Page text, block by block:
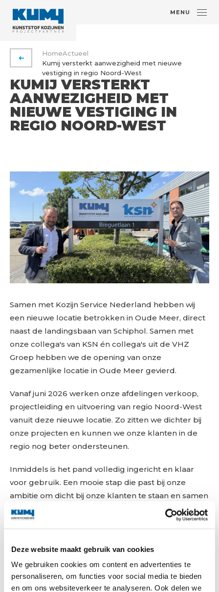
Deze website maakt gebruik van cookies
We gebruiken cookies om content en advertenties te
personaliseren, om functies voor social media te bieden
en om ons websiteverkeer te analyseren. Ook delen we
MENU
VORIGE PAGINA
HomeActueel
Kumij versterkt aanwezigheid met nieuwe
vestiging in regio Noord-West
KUMIJ VERSTERKT
AANWEZIGHEID MET
NIEUWE VESTIGING IN
REGIO NOORD-WEST
Samen met Kozijn Service Nederland hebben wij
een nieuwe locatie betrokken in Oude Meer, direct
naast de landingsbaan van Schiphol. Samen met
onze collega's van KSN én collega's uit de VHZ
Groep hebben we de opening van onze
gezamenlijke locatie in Oude Meer gevierd.
Vanaf juni 2026 werken onze afdelingen verkoop,
projectleiding en uitvoering van regio Noord-West
vanuit deze nieuwe locatie. Zo zitten we dichter bij
onze projecten en kunnen we onze klanten in de
regio nog beter ondersteunen.
Inmiddels is het pand volledig ingericht en klaar
voor gebruik. Een mooie stap die past bij onze
ambitie om dicht bij onze klanten te staan en samen
verder te groeien.
We kijken uit naar een succesvolle samenwerking
met KSN vanuit onze nieuwe locatie in Oude Meer!